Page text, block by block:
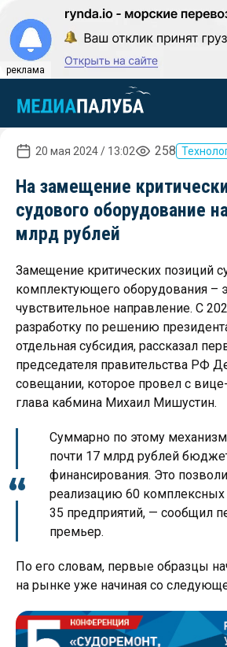
реклама
20 мая 2024 / 13:02 258
На замещение
судового оборудование
млрд рублей
Замещение критических позиций
комплектующего оборудования –
чувствительное направление. С
разработку по решению
отдельная субсидия, рассказал
председателя правительства РФ
совещании, которое провел с
глава кабмина Михаил Мишустин.
Суммарно по этому
почти 17 млрд рублей
финансирования. Это
реализацию 60 комплексных
35 предприятий, — сообщил
премьер.
По его словам, первые образцы
на рынке уже начиная со